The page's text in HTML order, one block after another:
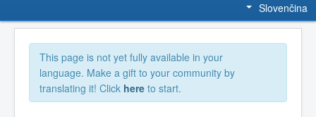
Slovenčina
This page is not yet fully available in your
language. Make a gift to your community by
translating it! Click here to start.